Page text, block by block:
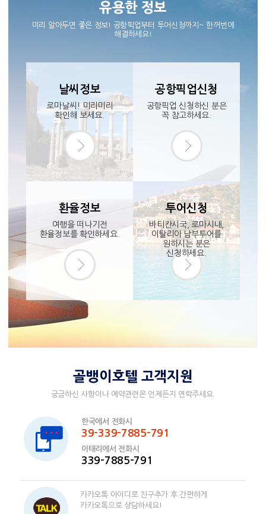
유용한 정보
미리 알아두면 좋은 정보! 공항픽업부터 투어신청까지~ 한꺼번에
해결하세요!
날씨정보
로마날씨! 미리미리
확인해 보세요.
공항픽업신청
공항픽업 신청하신 분은
꼭 참고하세요.
환율정보
여행을 떠나기전
환율정보를 확인하세요.
투어신청
바티칸시국, 로마시내,
이탈리아 남부투어를
원하시는 분은
신청하세요.
골뱅이호텔 고객지원
궁금하신 사항이나 예약관련은 언제든지 연락주세요.
한국에서 전화시
39-339-7885-791
이태리에서 전화시
339-7885-791
카카오톡 아이디로 친구추가 후 간편하게
카카오톡으로 상담하세요!